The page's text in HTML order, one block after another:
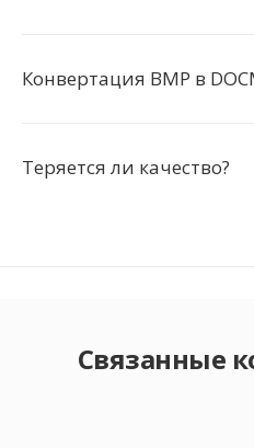
Конвертация BMP в
Теряется ли качество?
Связанные